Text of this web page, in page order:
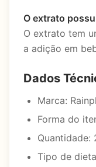
O extrato
O extrato tem
a adição em
Dados
Marca:
Forma do
Quantidade:
Tipo de